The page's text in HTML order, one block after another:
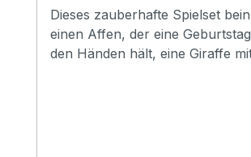
Dieses zauberhafte Spielset
einen Affen, der eine
den Händen hält, eine Giraffe